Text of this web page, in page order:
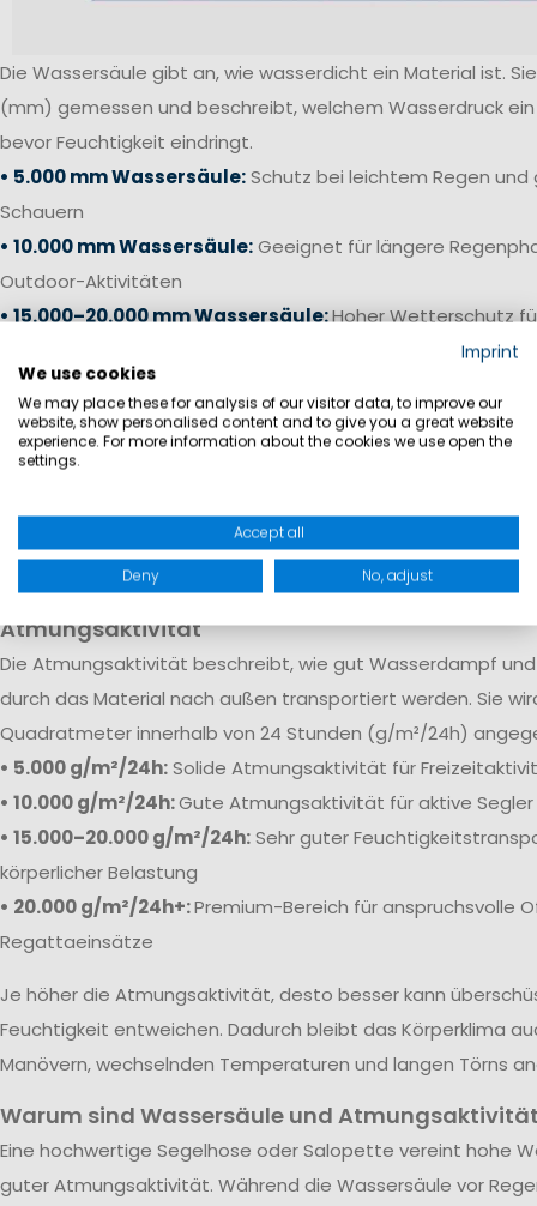
Die Wassersäule gibt an, wie wasserdicht ein Material ist.
(mm) gemessen und beschreibt, welchem Wasserdruck
bevor Feuchtigkeit eindringt.
• 5.000 mm Wassersäule:Schutz bei leichtem Regen
Schauern
• 10.000 mm Wassersäule:Geeignet für längere
Outdoor-Aktivitäten
• 15.000–20.000 mm Wassersäule:Hoher Wetterschutz
• 20.000 mm+ Wassersäule:
Bedingungen auf See
Gerade bei Segelhosen und Salopetten ist neben einer
robuste Verstärkungen sorgen dafür, dass Feuchtigkeit
Bedingungen zuverlässig draußen bleibt.
Atmungsaktivität
Die Atmungsaktivität beschreibt, wie gut Wasserdampf
durch das Material nach außen transportiert werden. Sie
Quadratmeter innerhalb von 24 Stunden (g/m²/24h)
• 5.000 g/m²/24h:Solide Atmungsaktivität für
• 10.000 g/m²/24h:Gute Atmungsaktivität für aktive Segler
• 15.000–20.000 g/m²/24h:Sehr guter
körperlicher Belastung
• 20.000 g/m²/24h+:Premium-Bereich für anspruchsvolle
Regattaeinsätze
Je höher die Atmungsaktivität, desto besser kann
Feuchtigkeit entweichen. Dadurch bleibt das Körperklima
Manövern, wechselnden Temperaturen und langen Törns
Warum sind Wassersäule und
Eine hochwertige Segelhose oder Salopette vereint hohe
guter Atmungsaktivität. Während die Wassersäule vor
Imprint
We use cookies
We may place these for analysis of our visitor data, to improve our
website, show personalised content and to give you a great website
experience. For more information about the cookies we use open the
settings.
Accept all
Deny No, adjust